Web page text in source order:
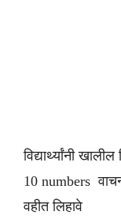
विद्यार्थ्यांनी
10 numbers
वहीत लिहावे